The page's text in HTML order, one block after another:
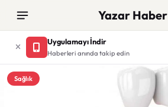
Yazar Haber
Uygulamayı İndir
Haberleri anında takip edin
Sağlık